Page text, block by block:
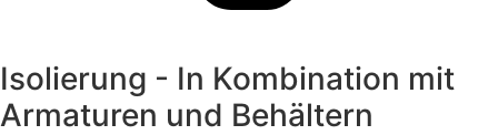
Isolierung - In Kombination mit
Armaturen und Behältern